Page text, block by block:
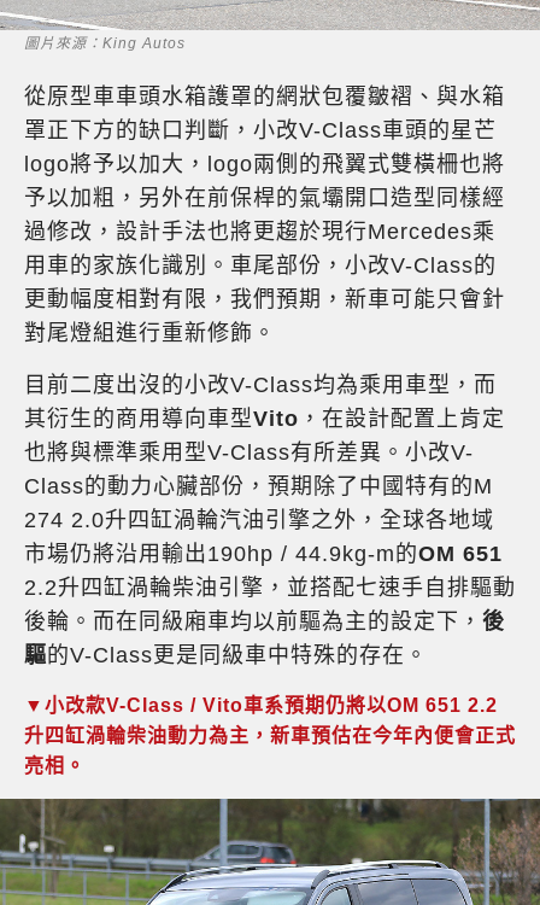
圖片來源：King Autos
從原型車車頭水箱護罩的網狀包覆皺褶、與水箱
罩正下方的缺口判斷，小改V-Class車頭的星芒
logo將予以加大，logo兩側的飛翼式雙橫柵也將
予以加粗，另外在前保桿的氣壩開口造型同樣經
過修改，設計手法也將更趨於現行Mercedes乘
用車的家族化識別。車尾部份，小改V-Class的
更動幅度相對有限，我們預期，新車可能只會針
對尾燈組進行重新修飾。
目前二度出沒的小改V-Class均為乘用車型，而
其衍生的商用導向車型Vito ，在設計配置上肯定
也將與標準乘用型V-Class有所差異。小改V-
Class的動力心臟部份，預期除了中國特有的M
274 2.0升四缸渦輪汽油引擎之外，全球各地域
市場仍將沿用輸出190hp / 44.9kg-m的OM 651
2.2升四缸渦輪柴油引擎，並搭配七速手自排驅動
後輪。而在同級廂車均以前驅為主的設定下， 後
驅的V-Class更是同級車中特殊的存在。
▼小改款V-Class / Vito車系預期仍將以OM 651 2.2
升四缸渦輪柴油動力為主，新車預估在今年內便會正式
亮相。